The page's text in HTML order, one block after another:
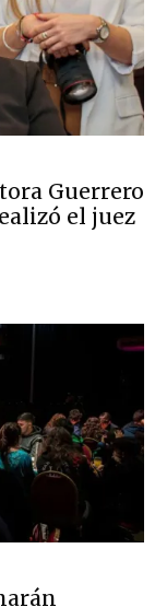
Guerrero
el juez